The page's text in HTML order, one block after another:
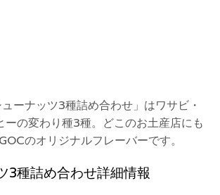
ーナッツ3種詰め合わせ」はワサビ・
ーの変わり種3種。どこのお土産店にも
のオリジナルフレーバーです。
3種詰め合わせ詳細情報